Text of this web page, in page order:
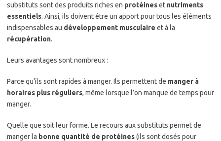
substituts sont des produits riches en protéineset nutriments
essentiels. Ainsi, ils doivent être un apport pour tous les éléments
indispensables au développement musculaire et à la
récupération.
Leurs avantages sont nombreux :
Parce qu’ils sont rapides à manger. Ils permettent de manger à
horaires plus réguliers, même lorsque l’on manque de temps pour
manger.
Quelle que soit leur forme. Le recours aux substituts permet de
manger la bonne quantité de protéines(ils sont dosés pour